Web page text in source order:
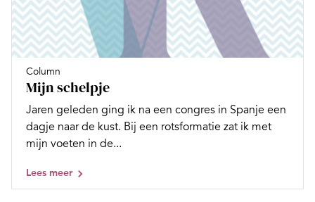
Column
Mijn schelpje
Jaren geleden ging ik na een congres in Spanje een
dagje naar de kust. Bij een rotsformatie zat ik met
mijn voeten in de...
Lees meer